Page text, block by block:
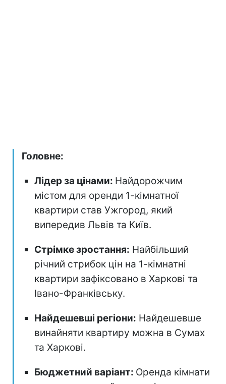
Головне:
Лідер за цінами: Найдорожчим
містом для оренди 1-кімнатної
квартири став Ужгород, який
випередив Львів та Київ.
Стрімке зростання: Найбільший
річний стрибок цін на 1-кімнатні
квартири зафіксовано в Харкові та
Івано-Франківську.
Найдешевші регіони: Найдешевше
винайняти квартиру можна в Сумах
та Харкові.
Бюджетний варіант: Оренда кімнати